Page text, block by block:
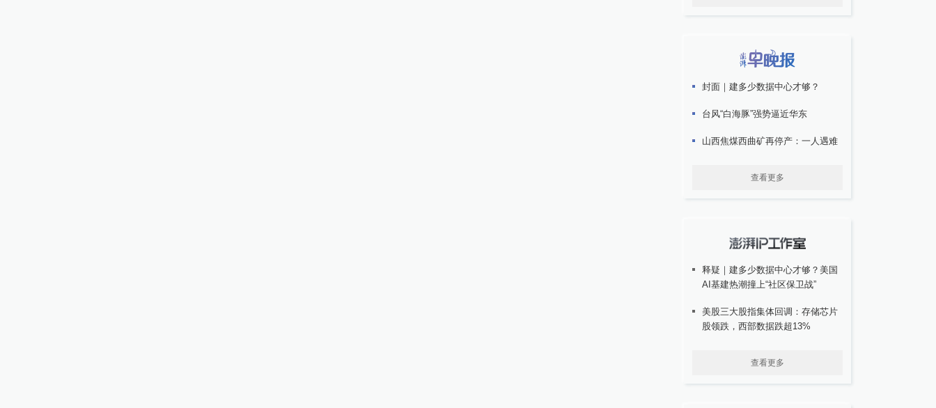
封面｜建多少数据中心才够？
台风“白海豚”强势逼近华东
山西焦煤西曲矿再停产：一人遇难
查看更多
释疑｜建多少数据中心才够？美国
AI基建热潮撞上“社区保卫战”
美股三大股指集体回调：存储芯片
股领跌，西部数据跌超13%
查看更多